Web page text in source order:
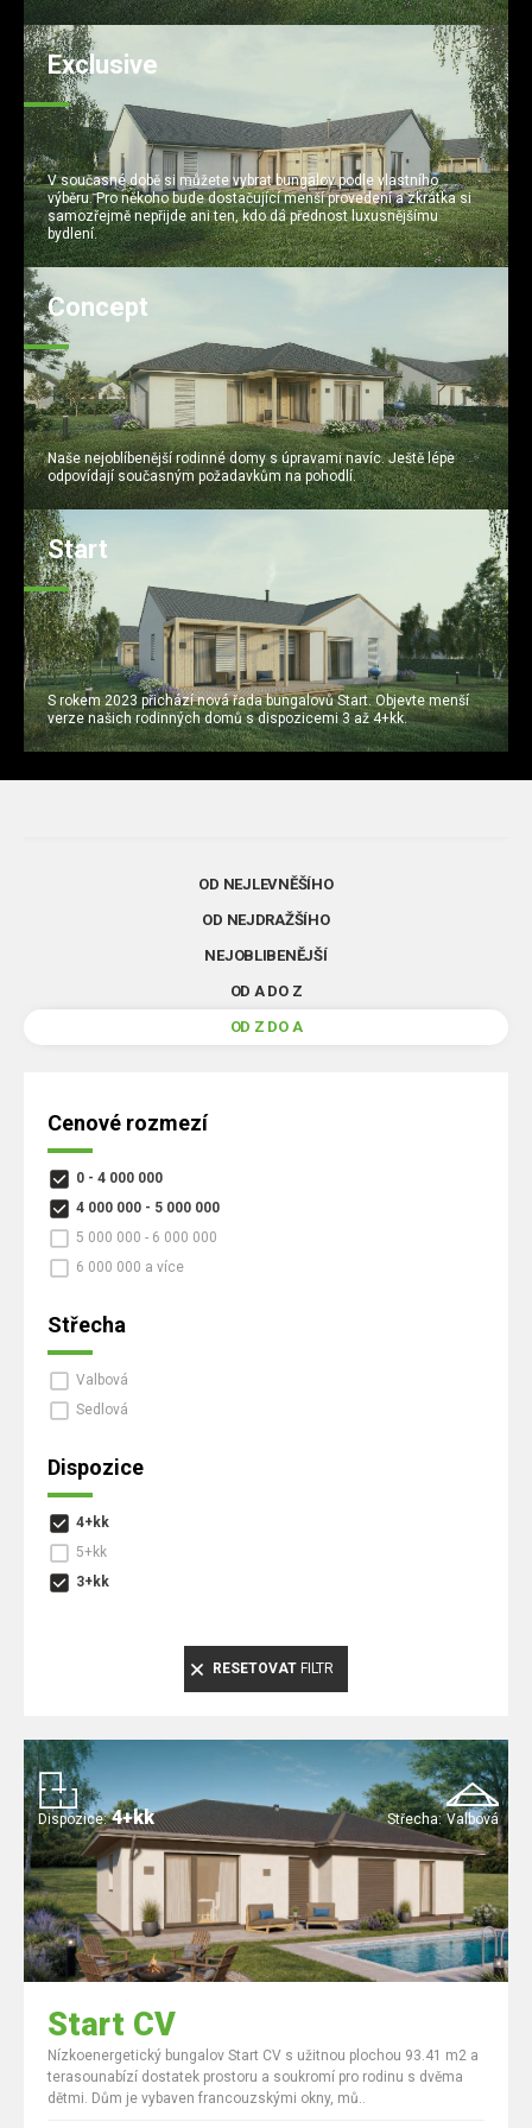
Exclusive
V současné době si můžete vybrat bungalov podle vlastního
výběru. Pro někoho bude dostačující menší provedení a zkrátka si
samozřejmě nepřijde ani ten, kdo dá přednost luxusnějšímu
bydlení.
Concept
Naše nejoblíbenější rodinné domy s úpravami navíc. Ještě lépe
odpovídají současným požadavkům na pohodlí.
Start
S rokem 2023 přichází nová řada bungalovů Start. Objevte menší
verze našich rodinných domů s dispozicemi 3 až 4+kk.
OD NEJLEVNĚŠÍHO
OD NEJDRAŽŠÍHO
NEJOBLIBENĚJŠÍ
OD A DO Z
OD Z DO A
Cenové rozmezí
0 - 4 000 000
4 000 000 - 5 000 000
5 000 000 - 6 000 000
6 000 000 a více
Střecha
Valbová
Sedlová
Dispozice
4+kk
5+kk
3+kk
RESETOVAT FILTR
Střecha: Valbová
Dispozice: 4+kk
Start CV
Nízkoenergetický bungalov Start CV s užitnou plochou 93.41 m2 a
terasounabízí dostatek prostoru a soukromí pro rodinu s dvěma
dětmi. Dům je vybaven francouzskými okny, mů..